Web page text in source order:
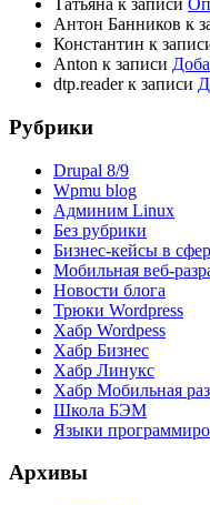
Татьяна к записи
Антон Банников к
Константин к
Anton к записи
dtp.readerк записи
Рубрики
Drupal 8/9
Wpmu blog
Админим Linux
Без рубрики
Бизнес-кейсы в
Мобильная веб-
Новости блога
Трюки Wordpress
Хабр Wordpess
Хабр Бизнес
Хабр Линукс
Хабр Мобильная
Школа БЭМ
Языки
Архивы